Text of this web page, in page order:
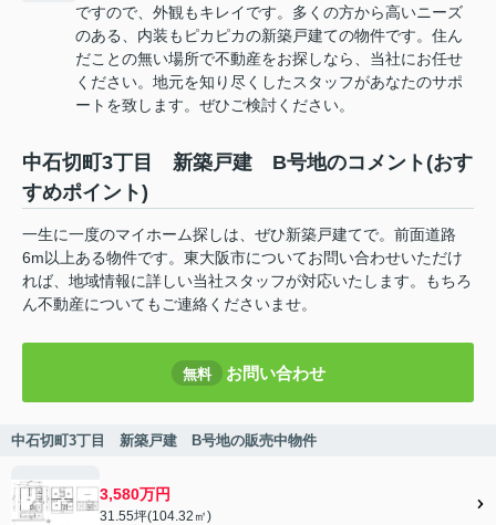
ですので、外観もキレイです。多くの方から高いニーズ
のある、内装もピカピカの新築戸建ての物件です。住ん
だことの無い場所で不動産をお探しなら、当社にお任せ
ください。地元を知り尽くしたスタッフがあなたのサポ
ートを致します。ぜひご検討ください。
中石切町3丁目 新築戸建 B号地のコメント(おす
すめポイント)
一生に一度のマイホーム探しは、ぜひ新築戸建てで。前面道路
6m以上ある物件です。東大阪市についてお問い合わせいただけ
れば、地域情報に詳しい当社スタッフが対応いたします。もちろ
ん不動産についてもご連絡くださいませ。
無料 お問い合わせ
中石切町3丁目 新築戸建 B号地の販売中物件
3,580万円
31.55坪(104.32㎡)